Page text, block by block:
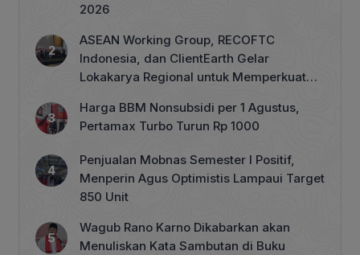
2026
ASEAN Working Group, RECOFTC
Indonesia, dan ClientEarth Gelar
Lokakarya Regional untuk Memperkuat
Harga BBM Nonsubsidi per 1 Agustus,
Pertamax Turbo Turun Rp 1000
Penjualan Mobnas Semester I Positif,
Menperin Agus Optimistis Lampaui Target
850 Unit
Wagub Rano Karno Dikabarkan akan
Menuliskan Kata Sambutan di Buku